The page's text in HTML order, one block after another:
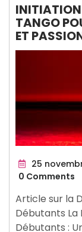
INITIATION
TANGO
ET
25
0 Comments
Article sur la
Débutants La
Débutants :